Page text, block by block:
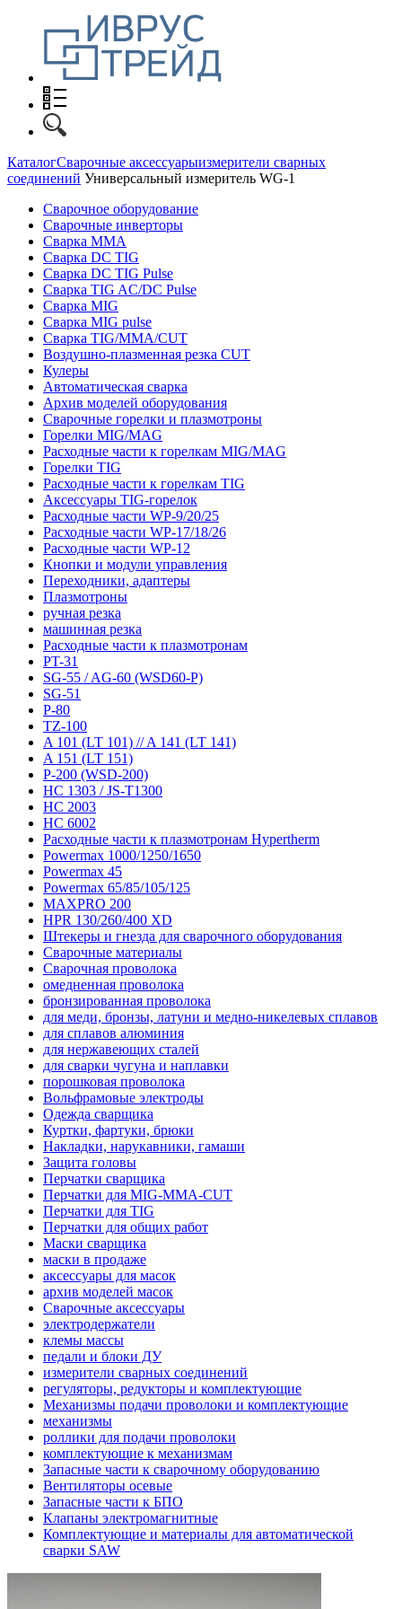
КаталогСварочные аксессуарыизмерители сварных
соединений Универсальный измеритель WG-1
Сварочное оборудование
Сварочные инверторы
Сварка MMA
Сварка DC TIG
Сварка DC TIG Pulse
Сварка TIG AC/DC Pulse
Сварка MIG
Сварка MIG pulse
Сварка TIG/MMA/CUT
Воздушно-плазменная резка CUT
Кулеры
Автоматическая сварка
Архив моделей оборудования
Сварочные горелки и плазмотроны
Горелки MIG/MAG
Расходные части к горелкам MIG/MAG
Горелки TIG
Расходные части к горелкам TIG
Аксессуары TIG-горелок
Расходные части WP-9/20/25
Расходные части WP-17/18/26
Расходные части WP-12
Кнопки и модули управления
Переходники, адаптеры
Плазмотроны
ручная резка
машинная резка
Расходные части к плазмотронам
PT-31
SG-55 / AG-60 (WSD60-P)
SG-51
P-80
TZ-100
A 101 (LT 101) // A 141 (LT 141)
A 151 (LT 151)
P-200 (WSD-200)
HC 1303 / JS-T1300
HC 2003
HC 6002
Расходные части к плазмотронам Hypertherm
Powermax 1000/1250/1650
Powermax 45
Powermax 65/85/105/125
MAXPRO 200
HPR 130/260/400 XD
Штекеры и гнезда для сварочного оборудования
Сварочные материалы
Сварочная проволока
омедненная проволока
бронзированная проволока
для меди, бронзы, латуни и медно-никелевых сплавов
для сплавов алюминия
для нержавеющих сталей
для сварки чугуна и наплавки
порошковая проволока
Вольфрамовые электроды
Одежда сварщика
Куртки, фартуки, брюки
Накладки, нарукавники, гамаши
Защита головы
Перчатки сварщика
Перчатки для MIG-MMA-CUT
Перчатки для TIG
Перчатки для общих работ
Маски сварщика
маски в продаже
аксессуары для масок
архив моделей масок
Сварочные аксессуары
электродержатели
клемы массы
педали и блоки ДУ
измерители сварных соединений
регуляторы, редукторы и комплектующие
Механизмы подачи проволоки и комплектующие
механизмы
роллики для подачи проволоки
комплектующие к механизмам
Запасные части к сварочному оборудованию
Вентиляторы осевые
Запасные части к БПО
Клапаны электромагнитные
Комплектующие и материалы для автоматической
сварки SAW